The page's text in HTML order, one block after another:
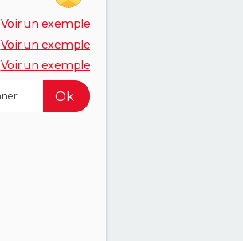
Voir un exemple
Voir un exemple
Voir un exemple